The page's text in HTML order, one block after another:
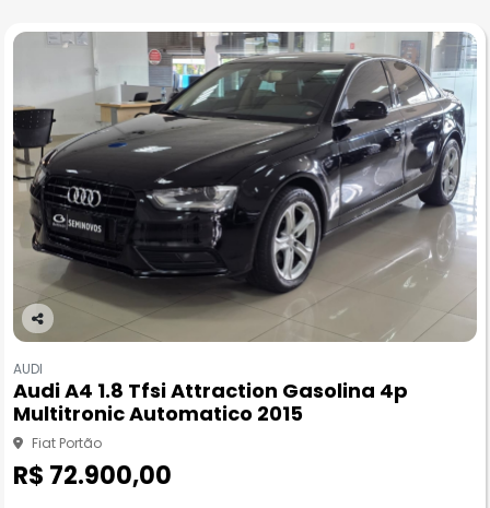
Co
pa
rtil
he
AUDI
Audi A4 1.8 Tfsi Attraction Gasolina 4p
Multitronic Automatico 2015
Fiat Portão
R$ 72.900,00